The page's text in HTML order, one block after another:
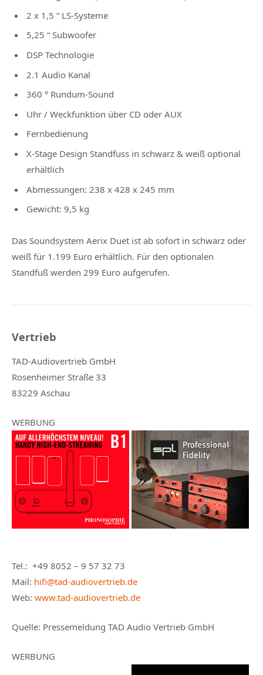
2 x 1,5 “ LS-Systeme
5,25 “ Subwoofer
DSP Technologie
2.1 Audio Kanal
360 ° Rundum-Sound
Uhr / Weckfunktion über CD oder AUX
Fernbedienung
X-Stage Design Standfuss in schwarz & weiß optional
erhältlich
Abmessungen: 238 x 428 x 245 mm
Gewicht: 9,5 kg
Das Soundsystem Aerix Duet ist ab sofort in schwarz oder
weiß für 1.199 Euro erhältlich. Für den optionalen
Standfuß werden 299 Euro aufgerufen.
Vertrieb
TAD-Audiovertrieb GmbH
Rosenheimer Straße 33
83229 Aschau
WERBUNG
Tel.: +49 8052 – 9 57 32 73
Mail: hifi@tad-audiovertrieb.de
Web: www.tad-audiovertrieb.de
Quelle: Pressemeldung TAD Audio Vertrieb GmbH
WERBUNG